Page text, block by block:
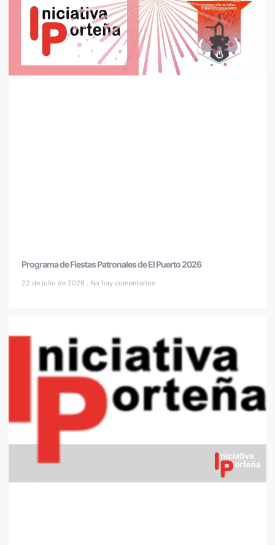
Programa de Fiestas Patronales de El Puerto 2026
22 de julio de 2026 No hay comentarios